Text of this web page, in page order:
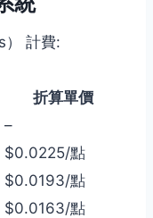
） 計費:
折算單價
–
$0.0225/點
$0.0193/點
$0.0163/點